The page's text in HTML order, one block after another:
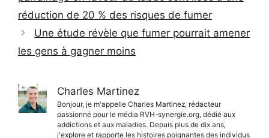
réduction de 20 % des risques de fumer
Une étude révèle que fumer pourrait amener
les gens à gagner moins
Charles Martinez
Bonjour, je m'appelle Charles Martinez, rédacteur
passionné pour le média RVH-synergie.org, dédié aux
addictions et aux maladies. Depuis plus de dix ans,
j'explore et rapporte les histoires poignantes des individus